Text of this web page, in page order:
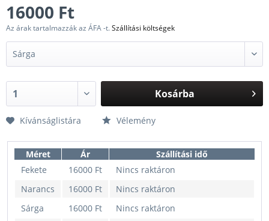
16000 Ft
Az árak tartalmazzák az ÁFA -t.Szállítási költségek
Kosárba
Kívánságlistára Vélemény
Méret Ár
Szállítási idő
Fekete
16000 Ft
Nincs raktáron
Narancs
16000 Ft
Nincs raktáron
Sárga
16000 Ft Nincs raktáron